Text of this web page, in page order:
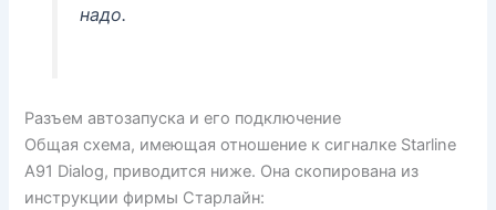
надо.
Разъем автозапуска и его подключение
Общая схема, имеющая отношение к сигналке Starline
A91 Dialog, приводится ниже. Она скопирована из
инструкции фирмы Старлайн: